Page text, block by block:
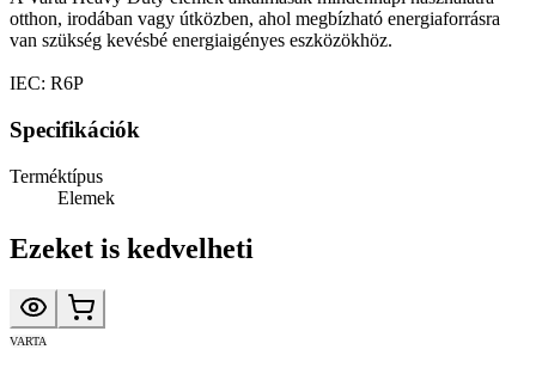
otthon, irodában vagy útközben, ahol megbízható energiaforrásra
van szükség kevésbé energiaigényes eszközökhöz.
IEC: R6P
Specifikációk
Terméktípus
Elemek
Ezeket is kedvelheti
VARTA